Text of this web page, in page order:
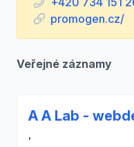
promogen.cz/
Veřejné záznamy
A A Lab -
,